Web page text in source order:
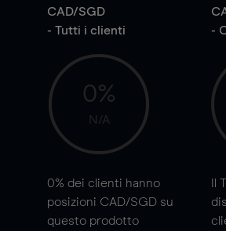
CAD/SGD
- Tutti i clienti
0%
N/A
0% dei clienti hanno
posizioni CAD/SGD su
questo prodotto
-
Il